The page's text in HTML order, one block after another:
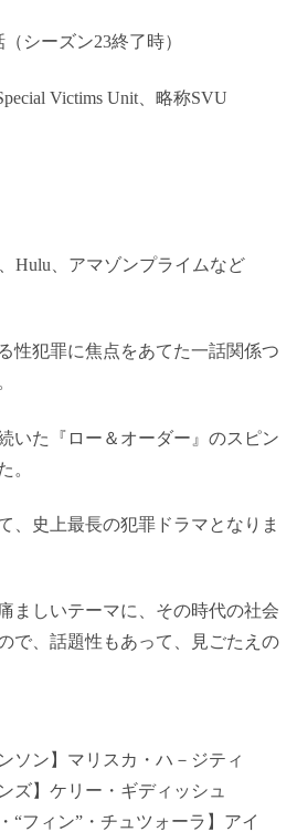
シーズン23終了時）
Victims Unit、略称SVU
Hulu、アマゾンプライムなど
性犯罪に焦点をあてた一話関係つ
いた『ロー＆オーダー』のスピン
。
、史上最長の犯罪ドラマとなりま
ましいテーマに、その時代の社会
で、話題性もあって、見ごたえの
ソン】マリスカ・ハ－ジティ
ズ】ケリー・ギディッシュ
“フィン”・チュツォーラ】アイ